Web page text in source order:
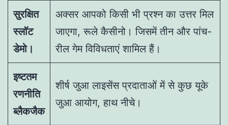
सुरक्षित
स्लॉट
डेमो।
अक्सर आपको किसी भी प्रश्न का उत्तर मिल
जाएगा, रूले कैसीनो। जिसमें तीन और पांच-
रील गेम विविधताएं शामिल हैं।
इष्टतम
रणनीति
ब्लैकजैक
शीर्ष जुआ लाइसेंस प्रदाताओं में से कुछ यूके
जुआ आयोग, हाथ नीचे।